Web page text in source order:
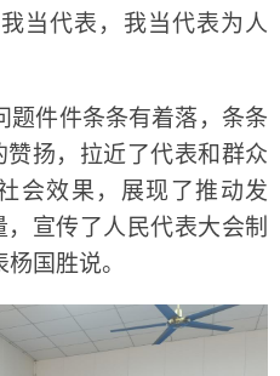
当代表，我当代表为人
件件条条有着落，条条
扬，拉近了代表和群众
会效果，展现了推动发
宣传了人民代表大会制
国胜说。